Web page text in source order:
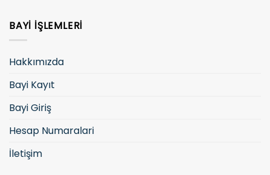
BAYI İŞLEMLERI
Hakkımızda
Bayi Kayıt
Bayi Giriş
Hesap Numaralari
İletişim